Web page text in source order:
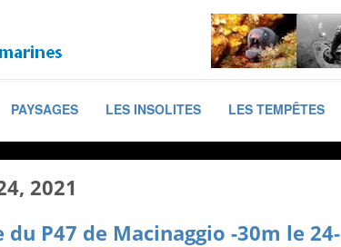
PAYSAGES LES INSOLITES LES TEMPÊTES
2021
du P47 de Macinaggio -30m le 24-